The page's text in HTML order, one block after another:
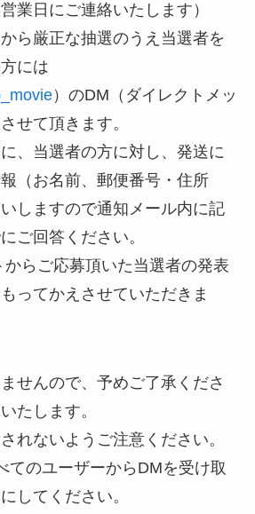
業日にご連絡いたします）
ら厳正な抽選のうえ当選者を
には
）のDM（ダイレクトメッ
せて頂きます。
、当選者の方に対し、発送に
（お名前、郵便番号・住所
しますので通知メール内に記
ご回答ください。
らご応募頂いた当選者の発表
ってかえさせていただきま
せんので、予めご了承くださ
たします。
れないようご注意ください。
てのユーザーからDMを受け取
してください。